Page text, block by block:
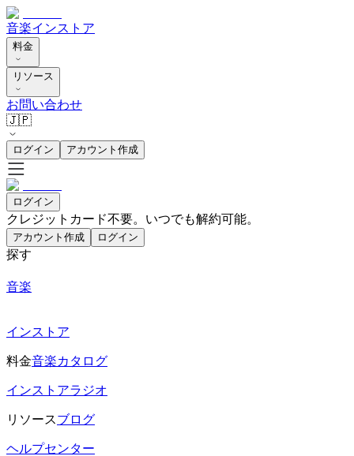
音楽インストア
料金
リソース
お問い合わせ
🇯🇵
ログイン アカウント作成
ログイン
クレジットカード不要。いつでも解約可能。
アカウント作成 ログイン
探す
音楽
インストア
料金音楽カタログ
インストアラジオ
リソースブログ
ヘルプセンター